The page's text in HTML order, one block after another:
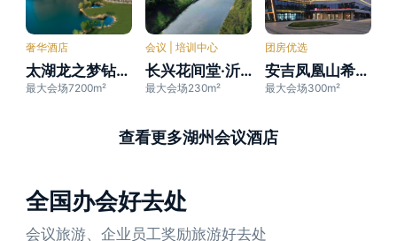
奢华酒店
太湖龙之梦钻石酒店
最大会场7200m²
会议 | 培训中心
长兴花间堂·沂水
最大会场230m²
团房优选
安吉凤凰山希尔顿花园酒店
最大会场300m²
查看更多湖州会议酒店
全国办会好去处
会议旅游、企业员工奖励旅游好去处